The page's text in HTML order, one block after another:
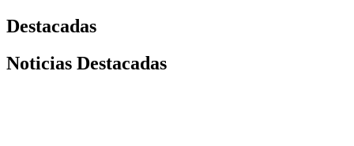
Destacadas
Noticias Destacadas